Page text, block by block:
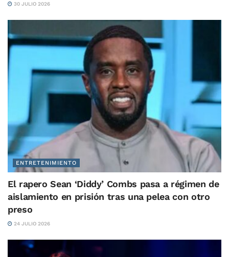
30 JULIO 2026
ENTRETENIMIENTO
El rapero Sean ‘Diddy’ Combs pasa a régimen de
aislamiento en prisión tras una pelea con otro
preso
24 JULIO 2026